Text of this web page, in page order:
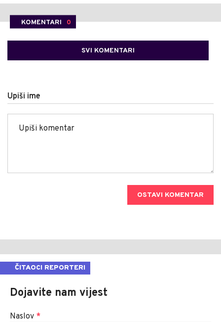
KOMENTARI 0
SVI KOMENTARI
Upiši ime
OSTAVI KOMENTAR
ČITAOCI REPORTERI
Dojavite nam vijest
Naslov *